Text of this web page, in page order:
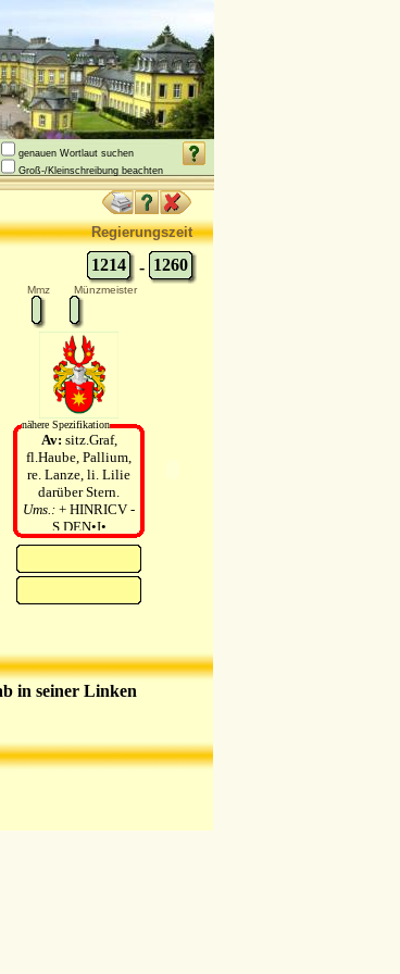
genauen Wortlaut suchen
Groß-/Kleinschreibung beachten
Regierungszeit
1214 - 1260
Mmz Münzmeister
nähere Spezifikation
Av: sitz.Graf,
fl.Haube, Pallium,
re. Lanze, li. Lilie
darüber Stern.
Ums.: + HINRICV -
S DEN•I•
Rv:Kreuz, Soester
Ums.:+
in seiner Linken